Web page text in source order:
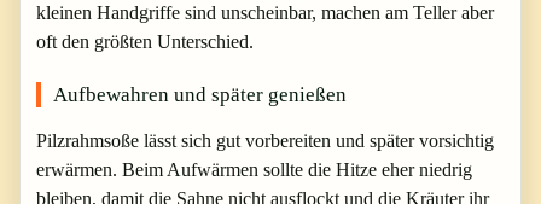
kleinen Handgriffe sind unscheinbar, machen am Teller aber
oft den größten Unterschied.
Aufbewahren und später genießen
Pilzrahmsoße lässt sich gut vorbereiten und später vorsichtig
erwärmen. Beim Aufwärmen sollte die Hitze eher niedrig
bleiben, damit die Sahne nicht ausflockt und die Kräuter ihr